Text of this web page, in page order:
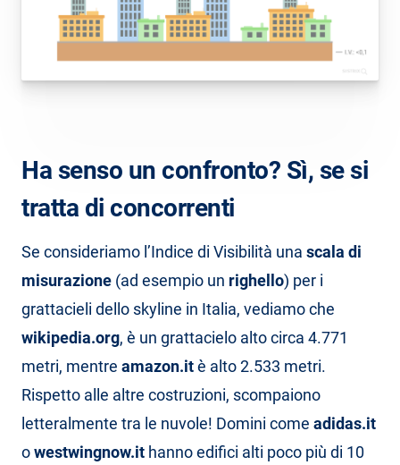
Ha senso un confronto? Sì, se si
tratta di concorrenti
Se consideriamo l’Indice di Visibilità una scala di
misurazione (ad esempio un righello) per i
grattacieli dello skyline in Italia, vediamo che
wikipedia.org, è un grattacielo alto circa 4.771
metri, mentre amazon.itè alto 2.533 metri.
Rispetto alle altre costruzioni, scompaiono
letteralmente tra le nuvole! Domini come adidas.it
owestwingnow.it hanno edifici alti poco più di 10